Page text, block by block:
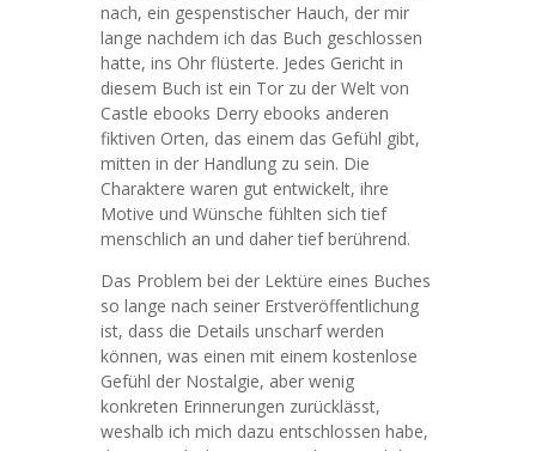
nach, ein gespenstischer Hauch, der mir
lange nachdem ich das Buch geschlossen
hatte, ins Ohr flüsterte. Jedes Gericht in
diesem Buch ist ein Tor zu der Welt von
Castle ebooks Derry ebooks anderen
fiktiven Orten, das einem das Gefühl gibt,
mitten in der Handlung zu sein. Die
Charaktere waren gut entwickelt, ihre
Motive und Wünsche fühlten sich tief
menschlich an und daher tief berührend.
Das Problem bei der Lektüre eines Buches
so lange nach seiner Erstveröffentlichung
ist, dass die Details unscharf werden
können, was einen mit einem kostenlose
Gefühl der Nostalgie, aber wenig
konkreten Erinnerungen zurücklässt,
weshalb ich mich dazu entschlossen habe,